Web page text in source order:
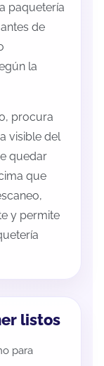
paquetería
de
la
procura
visible del
quedar
que
y permite
listos
para